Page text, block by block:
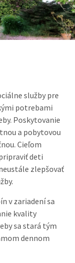
služby pre
potrebami
Poskytovanie
a pobytovou
Cieľom
deti
zlepšovať
v zariadení sa
kvality
sa stará tým
dennom